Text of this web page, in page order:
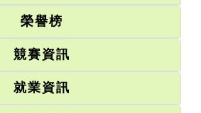
榮譽榜
競賽資訊
就業資訊